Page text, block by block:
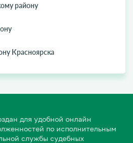
району
Красноярска
для удобной онлайн
по исполнительным
службы судебных